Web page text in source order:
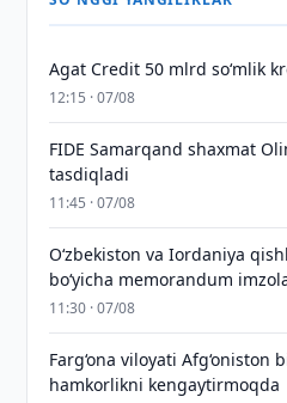
Agat Credit 50 mlrd so‘mlik
12:15 · 07/08
FIDE Samarqand shaxmat
tasdiqladi
11:45 · 07/08
Oʻzbekiston va Iordaniya
boʻyicha memorandum
11:30 · 07/08
Farg‘ona viloyati Afg‘oniston
hamkorlikni kengaytirmoqda